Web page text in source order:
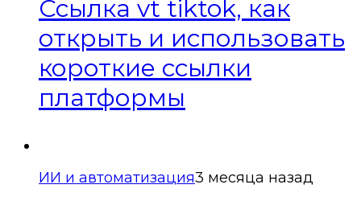
Ссылка vt tiktok, как
открыть и использовать
короткие ссылки
платформы
ИИ и автоматизация3 месяца назад